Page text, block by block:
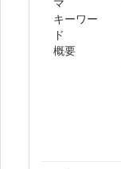
キーワー
ド
概要